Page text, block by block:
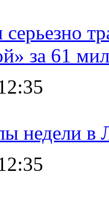
за 61
недели в